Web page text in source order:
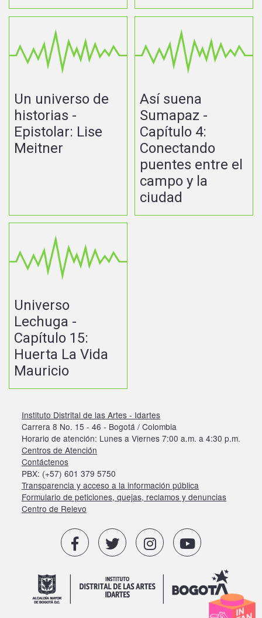
Un universo de
historias -
Epistolar: Lise
Meitner
Así suena
Sumapaz -
Capítulo 4:
Conectando
puentes entre el
campo y la
ciudad
Universo
Lechuga -
Capítulo 15:
Huerta La Vida
Mauricio
Instituto Distrital de las Artes - Idartes
Carrera 8 No. 15 - 46 - Bogotá / Colombia
Horario de atención: Lunes a Viernes 7:00 a.m. a 4:30 p.m.
Centros de Atención
Contáctenos
PBX: (+57) 601 379 5750
Transparencia y acceso a la información pública
Formulario de peticiones, quejas, reclamos y denuncias
Centro de Relevo